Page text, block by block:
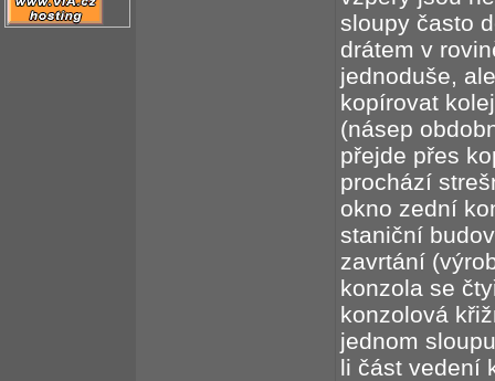
sloupy často
drátem v
jednoduše,
kopírovat
(násep
přejde přes
prochází
okno zední
staniční
zavrtání
konzola se
konzolová
jednom
li část vedení